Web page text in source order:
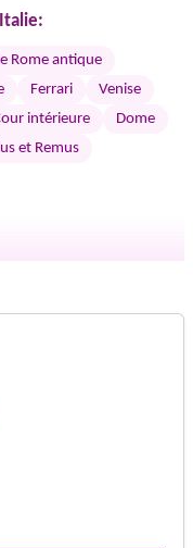
Rome antique
Ferrari
Venise
intérieure
Dome
et Remus